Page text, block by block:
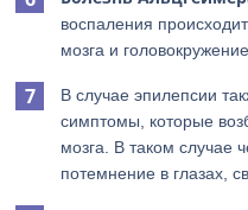
воспаления
мозга и головокружение.
В случае эпилепсии
симптомы, которые
мозга. В таком случае
потемнение в глазах,